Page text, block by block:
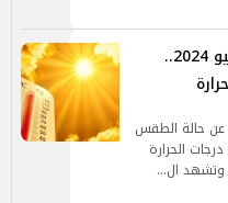
حالة الطقس اليوم الجمعة 28 يونيو 2024..
عن حالة الطقس
ارتفاع درجات الحرارة
وتشهد ال…